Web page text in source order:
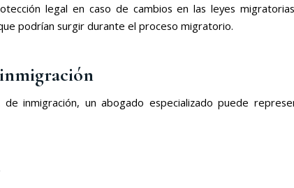
legal en caso de cambios en las leyes
podrían surgir durante el proceso migratorio.
inmigración, un abogado especializado puede